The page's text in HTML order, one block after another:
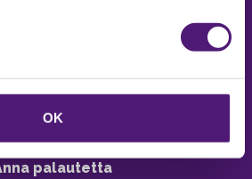
OK
Vastuullisuus
työpaikat
palautetta